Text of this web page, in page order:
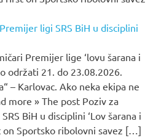
ligi SRS BiH u disciplini
Premijer lige ‘lovu šarana i
održati 21. do 23.08.2026.
– Karlovac. Ako neka ekipa ne
more » The post Poziv za
BiH u disciplini ‘Lov šarana i
on Sportsko ribolovni savez […]